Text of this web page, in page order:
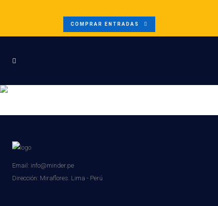
COMPRAR ENTRADAS
Email: info@minder.pe
Dirección: Miraflores. Lima - Perú